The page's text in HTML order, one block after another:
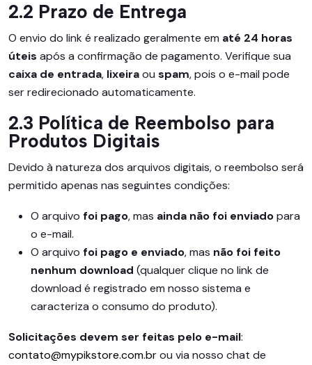
2.2 Prazo de Entrega
O envio do link é realizado geralmente em até 24 horas
úteis após a confirmação de pagamento. Verifique sua
caixa de entrada, lixeiraou spam, pois o e-mail pode
ser redirecionado automaticamente.
2.3 Política de Reembolso para
Produtos Digitais
Devido à natureza dos arquivos digitais, o reembolso será
permitido apenas nas seguintes condições:
O arquivo foi pago, mas ainda não foi enviadopara
o e-mail.
O arquivo foi pago e enviado, mas não foi feito
nenhum download (qualquer clique no link de
download é registrado em nosso sistema e
caracteriza o consumo do produto).
Solicitações devem ser feitas pelo e-mail:
contato@mypikstore.com.brou via nosso chat de